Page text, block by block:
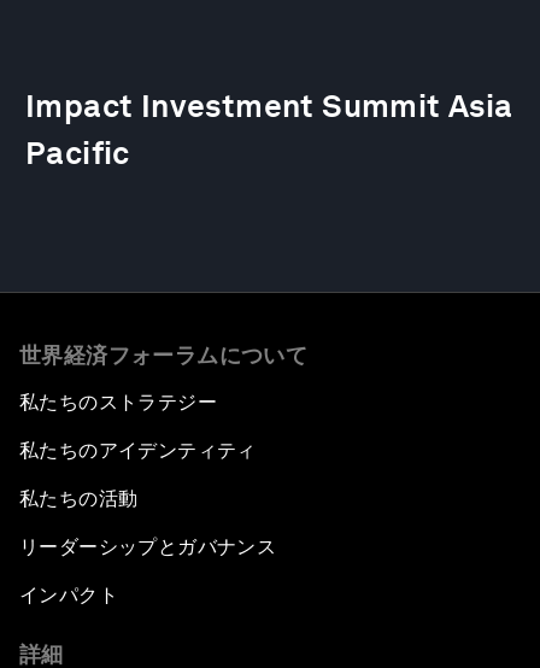
Impact Investment Summit Asia
Pacific
世界経済フォーラムについて
私たちのストラテジー
私たちのアイデンティティ
私たちの活動
リーダーシップとガバナンス
インパクト
詳細